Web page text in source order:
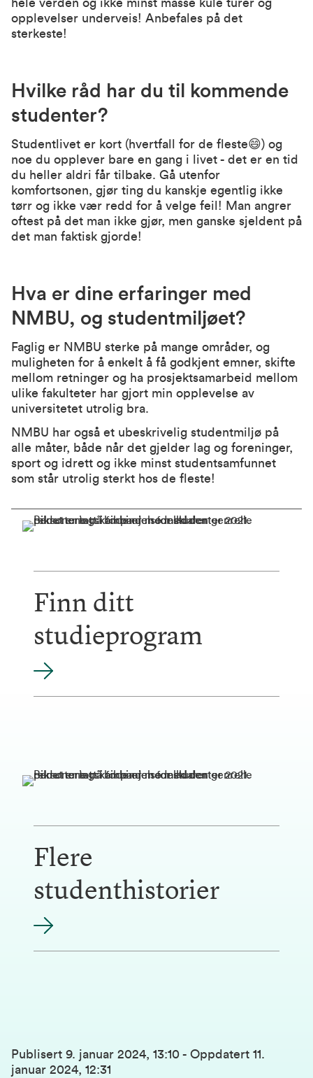
hele verden og ikke minst masse kule turer og
opplevelser underveis! Anbefales på det
sterkeste!
Hvilke råd har du til kommende
studenter?
Studentlivet er kort (hvertfall for de fleste😄) og
noe du opplever bare en gang i livet - det er en tid
du heller aldri får tilbake. Gå utenfor
komfortsonen, gjør ting du kanskje egentlig ikke
tørr og ikke vær redd for å velge feil! Man angrer
oftest på det man ikke gjør, men ganske sjeldent på
det man faktisk gjorde!
Hva er dine erfaringer med
NMBU, og studentmiljøet?
Faglig er NMBU sterke på mange områder, og
muligheten for å enkelt å få godkjent emner, skifte
mellom retninger og ha prosjektsamarbeid mellom
ulike fakulteter har gjort min opplevelse av
universitetet utrolig bra.
NMBU har også et ubeskrivelig studentmiljø på
alle måter, både når det gjelder lag og foreninger,
sport og idrett og ikke minst studentsamfunnet
som står utrolig sterkt hos de fleste!
Finn ditt
studieprogram
Flere
studenthistorier
Publisert 9. januar 2024, 13:10 - Oppdatert 11.
januar 2024, 12:31